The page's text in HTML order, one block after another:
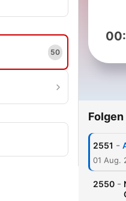
50
Folgen
2551 -
01 Aug.
2550 -